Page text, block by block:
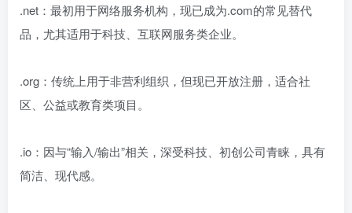
.net：最初用于网络服务机构，现已成为.com的常见替代
品，尤其适用于科技、互联网服务类企业。
.org：传统上用于非营利组织，但现已开放注册，适合社
区、公益或教育类项目。
.io：因与“输入/输出”相关，深受科技、初创公司青睐，具有
简洁、现代感。